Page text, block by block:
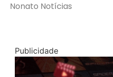
Nonato Notícias
Publicidade